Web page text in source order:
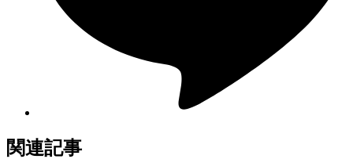
関連記事